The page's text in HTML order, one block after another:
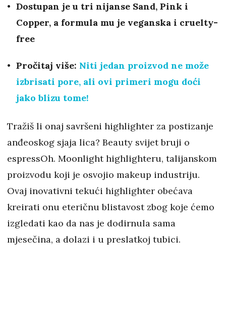
Dostupan je u tri nijanse Sand, Pink i
Copper, a formula mu je veganska i cruelty-
free
Pročitaj više: Niti jedan proizvod ne može
izbrisati pore, ali ovi primeri mogu doći
jako blizu tome!
Tražiš li onaj savršeni highlighter za postizanje
anđeoskog sjaja lica? Beauty svijet bruji o
espressOh. Moonlight highlighteru, talijanskom
proizvodu koji je osvojio makeup industriju.
Ovaj inovativni tekući highlighter obećava
kreirati onu eteričnu blistavost zbog koje ćemo
izgledati kao da nas je dodirnula sama
mjesečina, a dolazi i u preslatkoj tubici.